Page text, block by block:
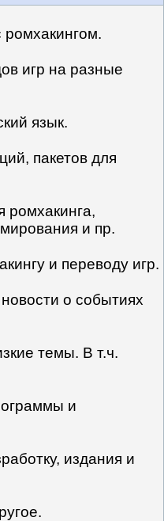
игр на разные
язык.
пакетов для
ромхакинга,
и пр.
и переводу игр.
о событиях
темы. В т.ч.
и
издания и